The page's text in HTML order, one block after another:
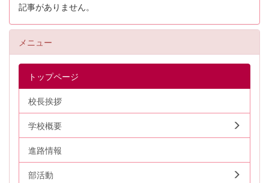
記事がありません。
メニュー
トップページ
校長挨拶
学校概要
進路情報
部活動